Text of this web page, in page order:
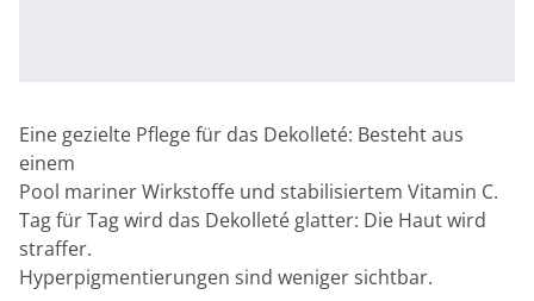
Eine gezielte Pflege für das Dekolleté: Besteht aus
einem
Pool mariner Wirkstoffe und stabilisiertem Vitamin C.
Tag für Tag wird das Dekolleté glatter: Die Haut wird
straffer.
Hyperpigmentierungen sind weniger sichtbar.